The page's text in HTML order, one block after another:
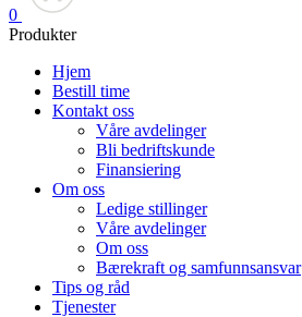
0
Produkter
Hjem
Bestill time
Kontakt oss
Våre avdelinger
Bli bedriftskunde
Finansiering
Om oss
Ledige stillinger
Våre avdelinger
Om oss
Bærekraft og samfunnsansvar
Tips og råd
Tjenester